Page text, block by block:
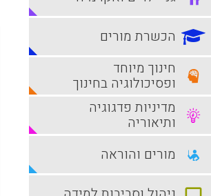
הכשרת מורים
חינוך מיוחד
ופסיכולוגיה בחינוך
מדיניות פדגוגיה
ותיאוריה
מורים והוראה